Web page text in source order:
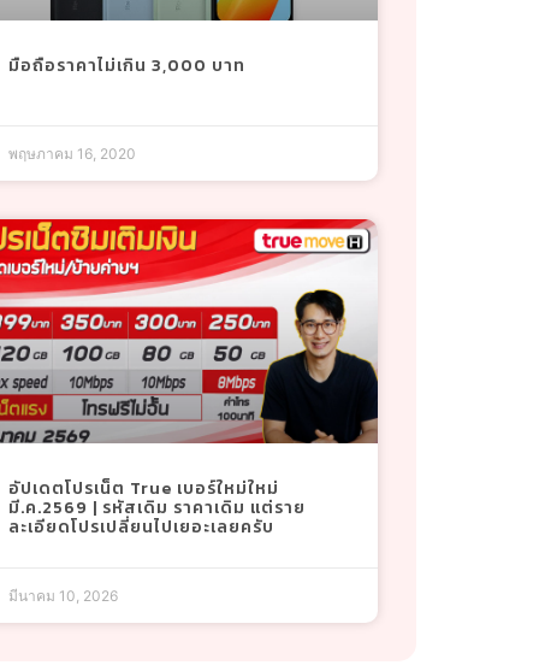
มือถือราคาไม่เกิน 3,000 บาท
พฤษภาคม 16, 2020
อัปเดตโปรเน็ต True เบอร์ใหม่ใหม่
มี.ค.2569 | รหัสเดิม ราคาเดิม แต่ราย
ละเอียดโปรเปลี่ยนไปเยอะเลยครับ
มีนาคม 10, 2026